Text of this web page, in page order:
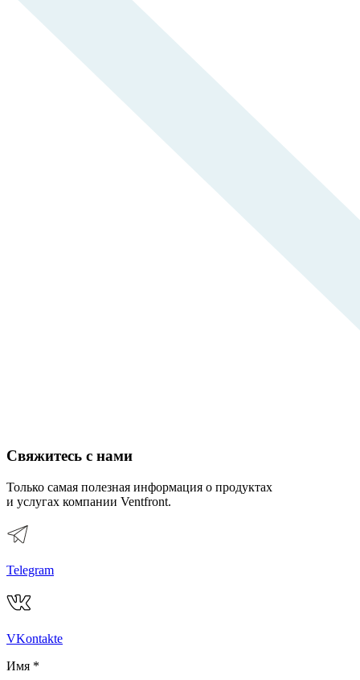
Свяжитесь с нами
Только самая полезная информация о продуктах
и услугах компании Ventfront.
Telegram
VKontakte
Имя *